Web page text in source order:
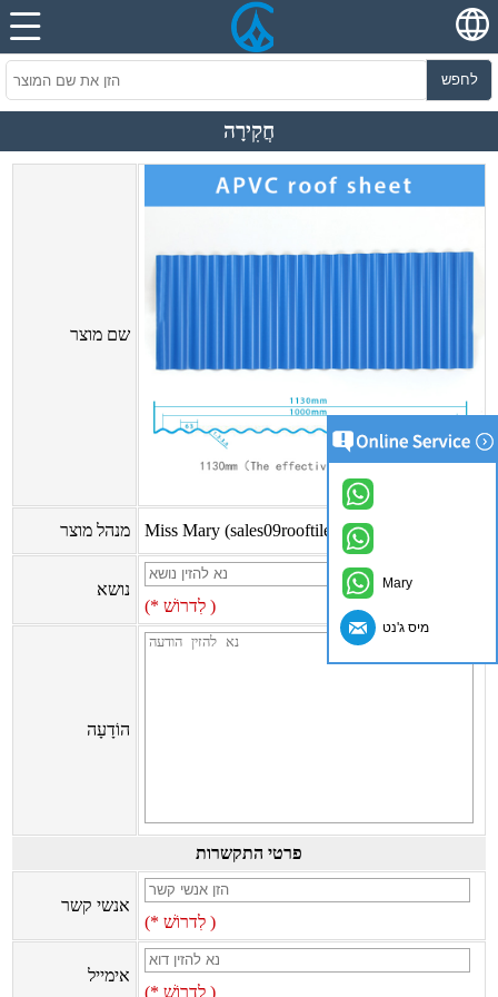
לחפש
חֲקִירָה
שם מוצר
מנהל מוצר Miss Mary (sales09rooftile@zxc9999.com)
נושא
(* לִדרוֹשׁ )
הוֹדָעָה
פרטי התקשרות
אנשי קשר
(* לִדרוֹשׁ )
אימייל
(* לִדרוֹשׁ )
Mary
מיס ג'נט